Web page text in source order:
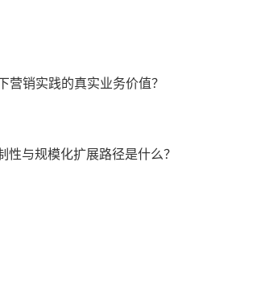
销实践的真实业务价值？
与规模化扩展路径是什么？